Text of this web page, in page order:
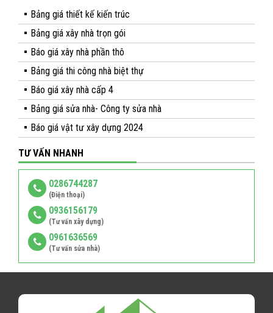
Bảng giá thiết kế kiến trúc
Bảng giá xây nhà trọn gói
Báo giá xây nhà phần thô
Bảng giá thi công nhà biệt thự
Báo giá xây nhà cấp 4
Bảng giá sửa nhà- Công ty sửa nhà
Báo giá vật tư xây dựng 2024
TƯ VẤN NHANH
0286744287
(Điện thoại)
0936156179
(Tư vấn xây dựng)
0961636569
(Tư vấn sửa nhà)